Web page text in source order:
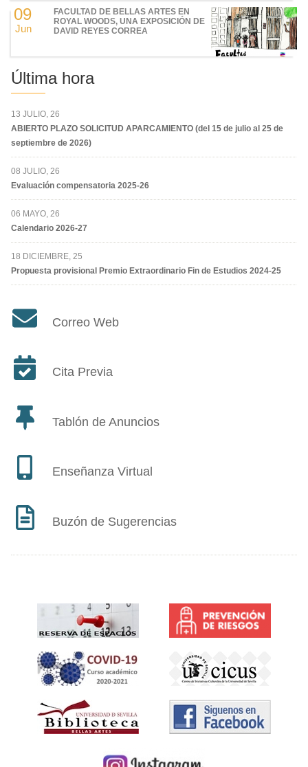
09
Jun
FACULTAD DE BELLAS ARTES EN
ROYAL WOODS, UNA EXPOSICIÓN DE
DAVID REYES CORREA
Última hora
13 JULIO, 26
ABIERTO PLAZO SOLICITUD APARCAMIENTO (del 15 de julio al 25 de
septiembre de 2026)
08 JULIO, 26
Evaluación compensatoria 2025-26
06 MAYO, 26
Calendario 2026-27
18 DICIEMBRE, 25
Propuesta provisional Premio Extraordinario Fin de Estudios 2024-25
Correo Web
Cita Previa
Tablón de Anuncios
Enseñanza Virtual
Buzón de Sugerencias